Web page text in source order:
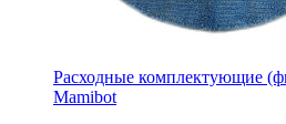
Расходные комплектующие
Mamibot